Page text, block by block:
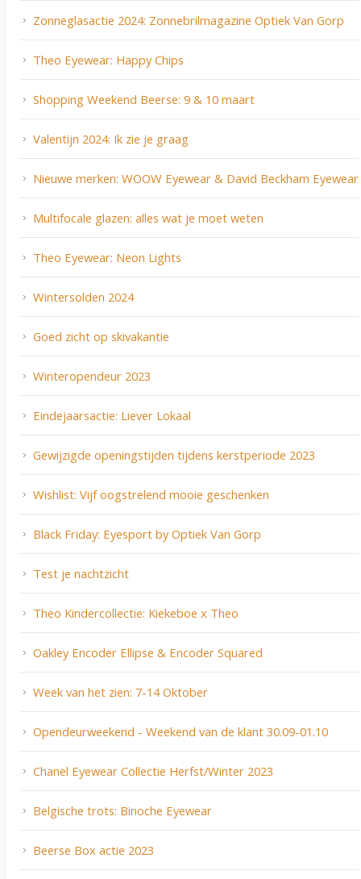
Zonneglasactie 2024: Zonnebrilmagazine Optiek Van Gorp
Theo Eyewear: Happy Chips
Shopping Weekend Beerse: 9 & 10 maart
Valentijn 2024: Ik zie je graag
Nieuwe merken: WOOW Eyewear & David Beckham Eyewear
Multifocale glazen: alles wat je moet weten
Theo Eyewear: Neon Lights
Wintersolden 2024
Goed zicht op skivakantie
Winteropendeur 2023
Eindejaarsactie: Liever Lokaal
Gewijzigde openingstijden tijdens kerstperiode 2023
Wishlist: Vijf oogstrelend mooie geschenken
Black Friday: Eyesport by Optiek Van Gorp
Test je nachtzicht
Theo Kindercollectie: Kiekeboe x Theo
Oakley Encoder Ellipse & Encoder Squared
Week van het zien: 7-14 Oktober
Opendeurweekend - Weekend van de klant 30.09-01.10
Chanel Eyewear Collectie Herfst/Winter 2023
Belgische trots: Binoche Eyewear
Beerse Box actie 2023